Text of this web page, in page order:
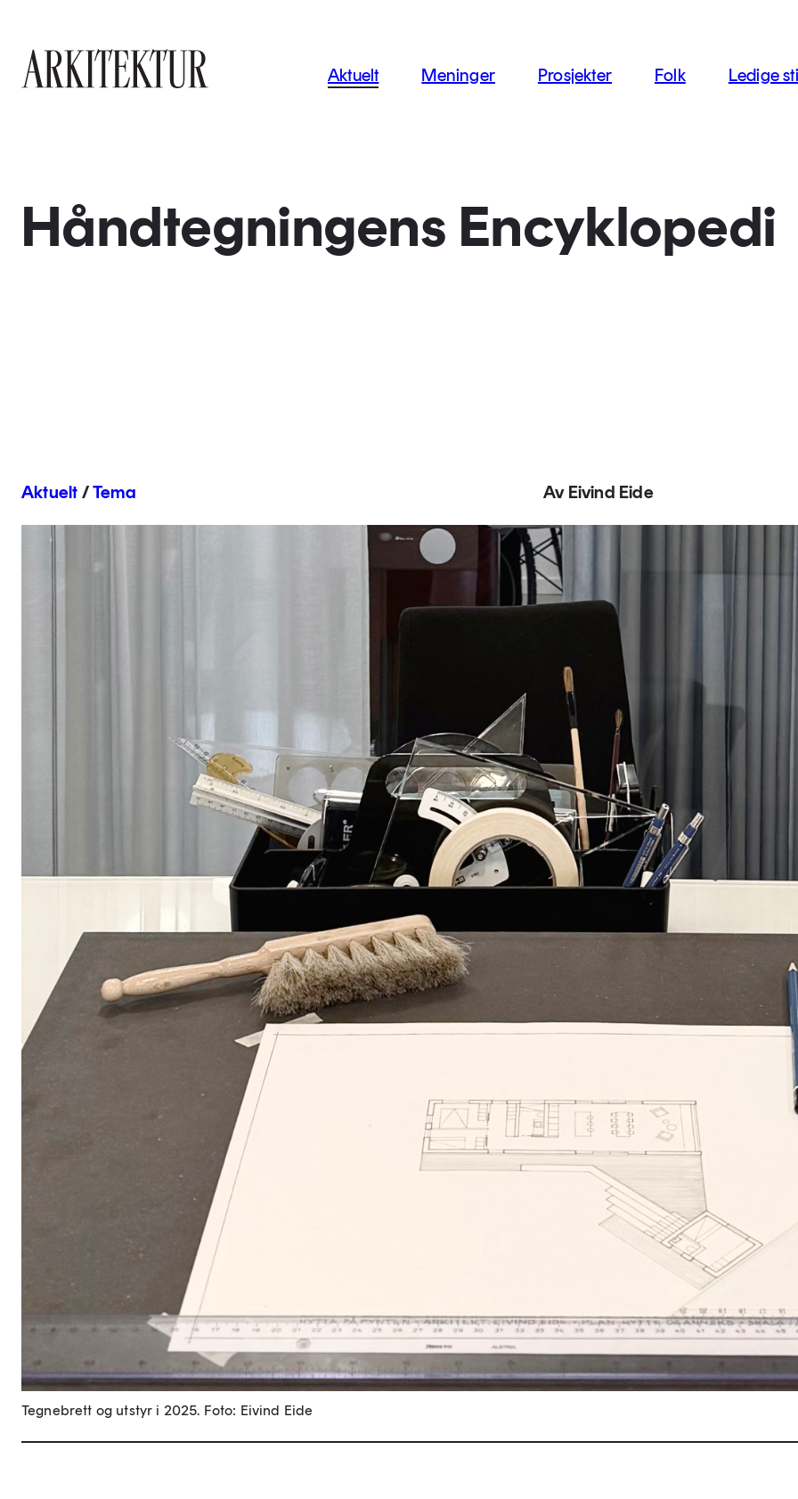
Aktuelt Meninger Prosjekter Folk Ledige
Håndtegningens Encyklopedi
Aktuelt /Tema Av Eivind Eide
Tegnebrett og utstyr i 2025. Foto: Eivind Eide